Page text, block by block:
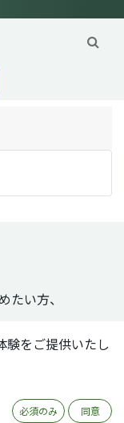
たい方、
験をご提供いたし
必須のみ 同意